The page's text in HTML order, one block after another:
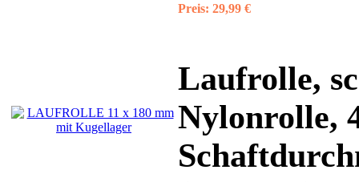
Preis: 29,99 €
Laufrolle,
Nylonrolle,